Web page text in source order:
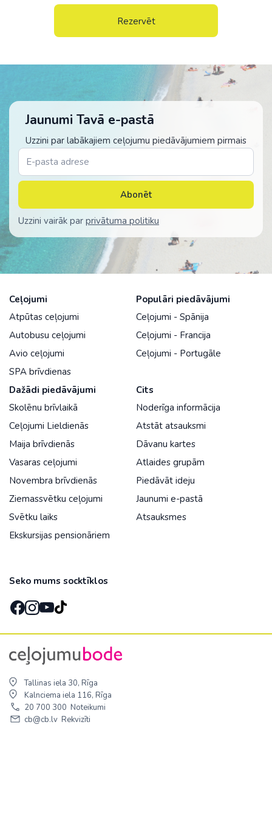
Rezervēt
Jaunumi Tavā e-pastā
Uzzini par labākajiem ceļojumu piedāvājumiem pirmais
Abonēt
Uzzini vairāk par privātuma politiku
Ceļojumi
Atpūtas ceļojumi
Autobusu ceļojumi
Avio ceļojumi
SPA brīvdienas
Populāri piedāvājumi
Ceļojumi - Spānija
Ceļojumi - Francija
Ceļojumi - Portugāle
Dažādi piedāvājumi
Skolēnu brīvlaikā
Ceļojumi Lieldienās
Maija brīvdienās
Vasaras ceļojumi
Novembra brīvdienās
Ziemassvētku ceļojumi
Svētku laiks
Ekskursijas pensionāriem
Cits
Noderīga informācija
Atstāt atsauksmi
Dāvanu kartes
Atlaides grupām
Piedāvāt ideju
Jaunumi e-pastā
Atsauksmes
Seko mums socktīklos
Tallinas iela 30, Rīga
Kalnciema iela 116, Rīga
20 700 300 Noteikumi
cb@cb.lv Rekvizīti